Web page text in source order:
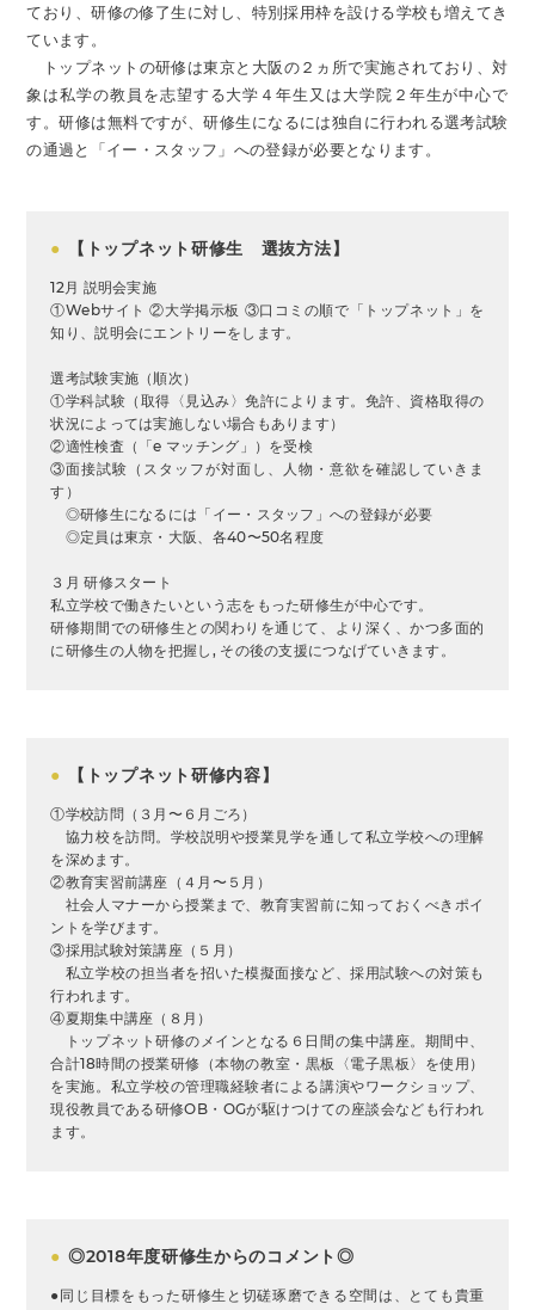
ており、研修の修了生に対し、特別採用枠を設ける学校も増えてき
ています。
トップネットの研修は東京と大阪の２ヵ所で実施されており、対
象は私学の教員を志望する大学４年生又は大学院２年生が中心で
す。研修は無料ですが、研修生になるには独自に行われる選考試験
の通過と「イー・スタッフ」への登録が必要となります。
● 【トップネット研修生 選抜方法】
12月 説明会実施
①Webサイト ②大学掲示板 ③口コミの順で「トップネット」を
知り、説明会にエントリーをします。
選考試験実施（順次）
①学科試験（取得〈見込み〉免許によります。免許、資格取得の
状況によっては実施しない場合もあります）
②適性検査（「e マッチング」）を受検
③面接試験（スタッフが対面し、人物・意欲を確認していきま
す）
◎研修生になるには「イー・スタッフ」への登録が必要
◎定員は東京・大阪、各40〜50名程度
３月 研修スタート
私立学校で働きたいという志をもった研修生が中心です。
研修期間での研修生との関わりを通じて、より深く、かつ多面的
に研修生の人物を把握し, その後の支援につなげていきます。
● 【トップネット研修内容】
①学校訪問（３月〜６月ごろ）
協力校を訪問。学校説明や授業見学を通して私立学校への理解
を深めます。
②教育実習前講座（４月〜５月）
社会人マナーから授業まで、教育実習前に知っておくべきポイ
ントを学びます。
③採用試験対策講座（５月）
私立学校の担当者を招いた模擬面接など、採用試験への対策も
行われます。
④夏期集中講座（８月）
トップネット研修のメインとなる６日間の集中講座。期間中、
合計18時間の授業研修（本物の教室・黒板〈電子黒板〉を使用）
を実施。私立学校の管理職経験者による講演やワークショップ、
現役教員である研修OB・OGが駆けつけての座談会なども行われ
ます。
● ◎2018年度研修生からのコメント◎
●同じ目標をもった研修生と切磋琢磨できる空間は、とても貴重